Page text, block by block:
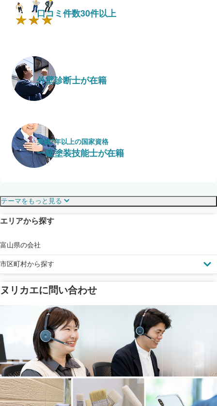
口コミ件数30件以上
外壁診断士が在籍
実績7年以上の国家資格
一級塗装技能士が在籍
塗料の​品質を​保証
メーカー保証
工事保険
見えにくい屋根も安心
ドローン診断
省エネ効果
断熱・遮熱塗料対応
雨漏り修繕
テーマをもっと見る
エリアから探す
富山県の会社
市区町村から探す
ヌリカエに問い合わせ